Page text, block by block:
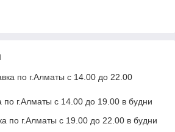
по г.Алматы с 14.00 до 22.00
по г.Алматы с 14.00 до 19.00 в будни
по г.Алматы с 19.00 до 22.00 в будни